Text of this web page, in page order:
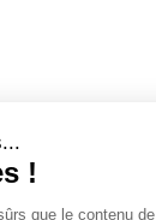
!
que le contenu de